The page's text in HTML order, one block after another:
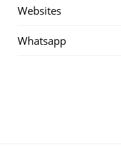
Websites
Whatsapp